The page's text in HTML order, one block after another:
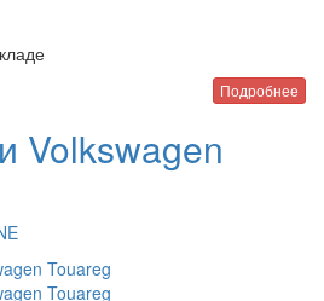
Подробнее
Volkswagen